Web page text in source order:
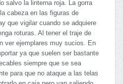
salvo la linterna roja. La gorra
cabeza en las figuras de
que vigilar cuando se adquiere
roturas. Al tener el traje de
ver ejemplares muy sucios. En
ya que suelen ser bastante
siempre que se sea
para que no ataque a las telas